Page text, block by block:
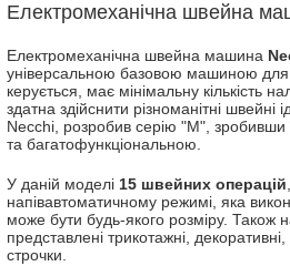
Електромеханічна швейна
Електромеханічна швейна машина
універсальною базовою машиною для
керується, має мінімальну кількість
здатна здійснити різноманітні
Necchi, розробив серію "М", зробивши
та багатофункціональною.
У даній моделі 15 швейних операцій
напівавтоматичному режимі, яка
може бути будь-якого розміру. Також
представлені трикотажні,
строчки.